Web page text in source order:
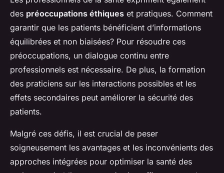
des préoccupations éthiques et pratiques. Comment
garantir que les patients bénéficient d’informations
équilibrées et non biaisées? Pour résoudre ces
préoccupations, un dialogue continu entre
professionnels est nécessaire. De plus, la formation
des praticiens sur les interactions possibles et les
effets secondaires peut améliorer la sécurité des
patients.
Malgré ces défis, il est crucial de peser
soigneusement les avantages et les inconvénients des
approches intégrées pour optimiser la santé des